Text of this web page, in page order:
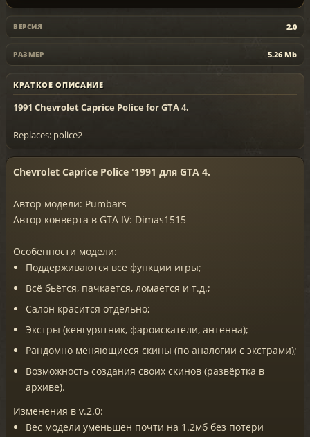
ВЕРСИЯ 2.0
РАЗМЕР 5.26 Mb
КРАТКОЕ ОПИСАНИЕ
1991 Chevrolet Caprice Police for GTA 4.
Replaces: police2
Chevrolet Caprice Police '1991 для GTA 4.
Автор модели: Pumbars
Автор конверта в GTA IV: Dimas1515
Особенности модели:
Поддерживаются все функции игры;
Всё бьётся, пачкается, ломается и т.д.;
Салон красится отдельно;
Экстры (кенгурятник, фароискатели, антенна);
Рандомно меняющиеся скины (по аналогии с экстрами);
Возможность создания своих скинов (развёртка в
архиве).
Изменения в v.2.0:
Вес модели уменьшен почти на 1.2мб без потери